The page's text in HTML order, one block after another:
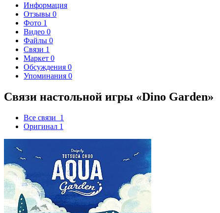
Информация
Отзывы 0
Фото 1
Видео 0
Файлы 0
Связи 1
Маркет 0
Обсуждения 0
Упоминания 0
Связи настольной игры «Dino Garden»
Все связи 1
Оригинал 1